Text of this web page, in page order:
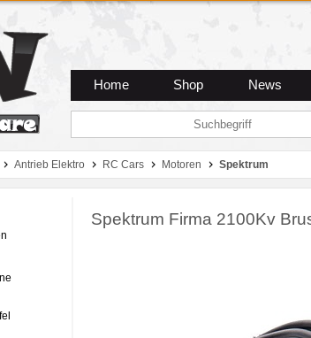
Home Shop News
Antrieb Elektro RC Cars Motoren Spektrum
Spektrum Firma 2100Kv